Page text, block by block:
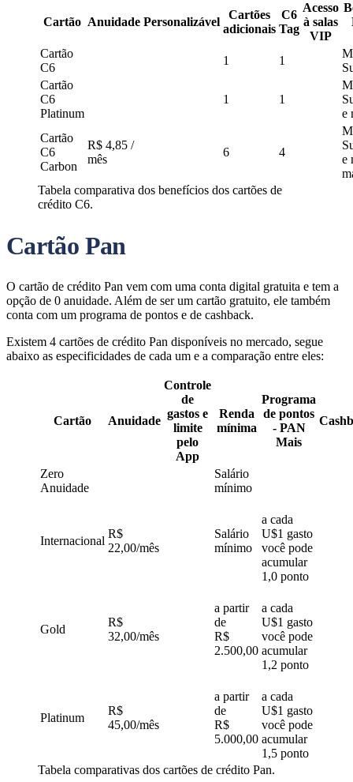
Cartão Anuidade Personalizável
Cartões
adicionais
C6
Tag
Acesso
à salas
VIP
Cartão
C6
1 1
Cartão
C6
Platinum
1 1
e
Cartão
C6
Carbon
R$ 4,85 /
mês
6 4
e
Tabela comparativa dos benefícios dos cartões de
crédito C6.
Cartão Pan
O cartão de crédito Pan vem com uma conta digital gratuita e tem a
opção de 0 anuidade. Além de ser um cartão gratuito, ele também
conta com um programa de pontos e de cashback.
Existem 4 cartões de crédito Pan disponíveis no mercado, segue
abaixo as especificidades de cada um e a comparação entre eles:
Cartão Anuidade
Controle
de
gastos e
limite
pelo
App
Renda
mínima
Programa
de pontos
- PAN
Mais
Zero
Anuidade
Salário
mínimo
Internacional
R$
22,00/mês
Salário
mínimo
a cada
U$1 gasto
você pode
acumular
1,0 ponto
Gold
R$
32,00/mês
a partir
de
R$
2.500,00
a cada
U$1 gasto
você pode
acumular
1,2 ponto
Platinum
R$
45,00/mês
a partir
de
R$
5.000,00
a cada
U$1 gasto
você pode
acumular
1,5 ponto
Tabela comparativas dos cartões de crédito Pan.